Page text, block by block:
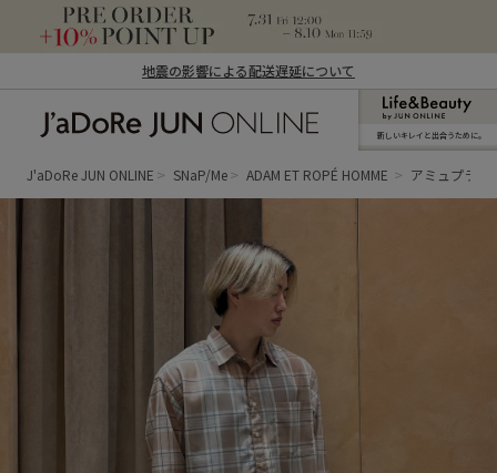
地震の影響による配送遅延について
ン オンライン）
新しいキレイと出合うために。
J'aDoRe JUN ONLINE SNaP/Me ADAM ET ROPÉ HOMME アミュプラザ